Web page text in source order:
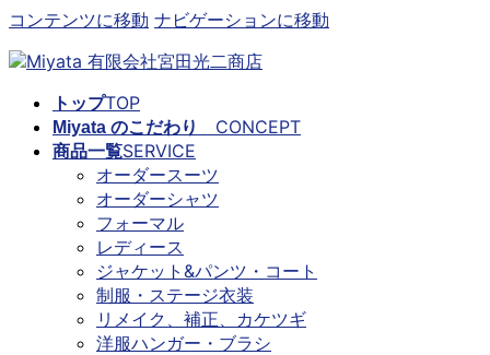
コンテンツに移動 ナビゲーションに移動
トップTOP
Miyata のこだわり CONCEPT
商品一覧SERVICE
オーダースーツ
オーダーシャツ
フォーマル
レディース
ジャケット&パンツ・コート
制服・ステージ衣装
リメイク、補正、カケツギ
洋服ハンガー・ブラシ